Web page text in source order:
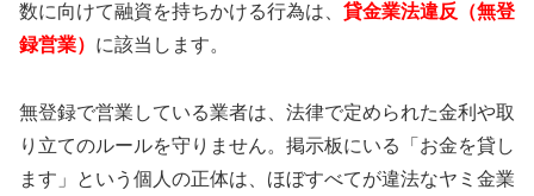
数に向けて融資を持ちかける行為は、 貸金業法違反（無登
録営業） に該当します。
無登録で営業している業者は、法律で定められた金利や取
り立てのルールを守りません。掲示板にいる「お金を貸し
ます」という個人の正体は、ほぼすべてが違法なヤミ金業